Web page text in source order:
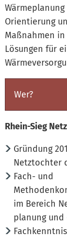
Orientierung
Maßnahmen
Lösungen für
Wer?
Rhein-Sieg
Gründung
Netztochter
Fach- und
im Bereich
planung und